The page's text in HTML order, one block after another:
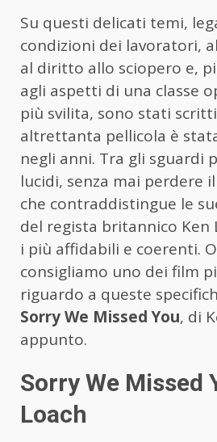
Su questi delicati temi,
condizioni dei lavoratori,
al diritto allo sciopero e,
agli aspetti di una classe
più svilita, sono stati
altrettanta pellicola è
negli anni. Tra gli sguardi
lucidi, senza mai perdere
che contraddistingue le
del regista britannico Ken
i più affidabili e coerenti.
consigliamo uno dei film
riguardo a queste
Sorry We Missed You, di
appunto.
Sorry We Missed
Loach